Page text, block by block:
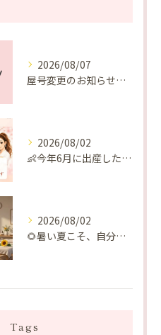
2026/08/07
屋号変更のお知らせと「SAKUYA Harmonies」に込めた想い
2026/08/02
👶今年6月に出産したママへ♡
2026/08/02
🌻暑い夏こそ、自分の身体を整える時間を♡
Tags